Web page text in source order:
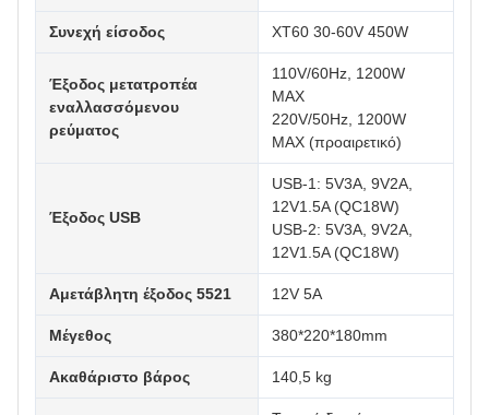
Συνεχή είσοδος XT60 30-60V 450W
Έξοδος μετατροπέα
εναλλασσόμενου
ρεύματος
110V/60Hz, 1200W
MAX
220V/50Hz, 1200W
MAX (προαιρετικό)
Έξοδος USB
USB-1: 5V3A, 9V2A,
12V1.5A (QC18W)
USB-2: 5V3A, 9V2A,
12V1.5A (QC18W)
Αμετάβλητη έξοδος 5521 12V 5A
Μέγεθος 380*220*180mm
Ακαθάριστο βάρος 140,5 kg